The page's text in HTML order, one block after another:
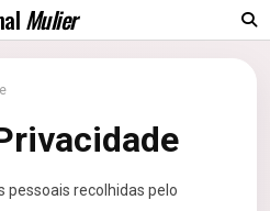
Mulier
pessoais recolhidas pelo